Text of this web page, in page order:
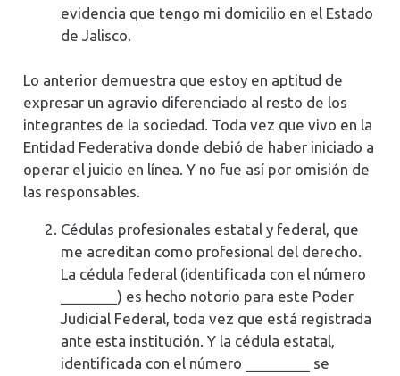
evidencia que tengo mi domicilio en el Estado
de Jalisco.
Lo anterior demuestra que estoy en aptitud de
expresar un agravio diferenciado al resto de los
integrantes de la sociedad. Toda vez que vivo en la
Entidad Federativa donde debió de haber iniciado a
operar el juicio en línea. Y no fue así por omisión de
las responsables.
Cédulas profesionales estatal y federal, que
me acreditan como profesional del derecho.
La cédula federal (identificada con el número
_______) es hecho notorio para este Poder
Judicial Federal, toda vez que está registrada
ante esta institución. Y la cédula estatal,
identificada con el número ________ se